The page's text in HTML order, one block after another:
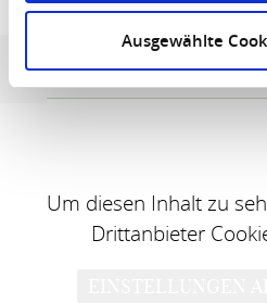
Ausgewählte
Fewo Zur alten
Adres en contactinformatie
Um diesen Inhalt zu
Drittanbieter